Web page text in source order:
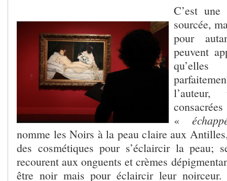
C’est une
sourcée,
pour
peuvent
«
nomme les Noirs à la peau claire aux
des cosmétiques pour s’éclaircir la peau;
recourent aux onguents et crèmes
être noir mais pour éclaircir leur noirceur.